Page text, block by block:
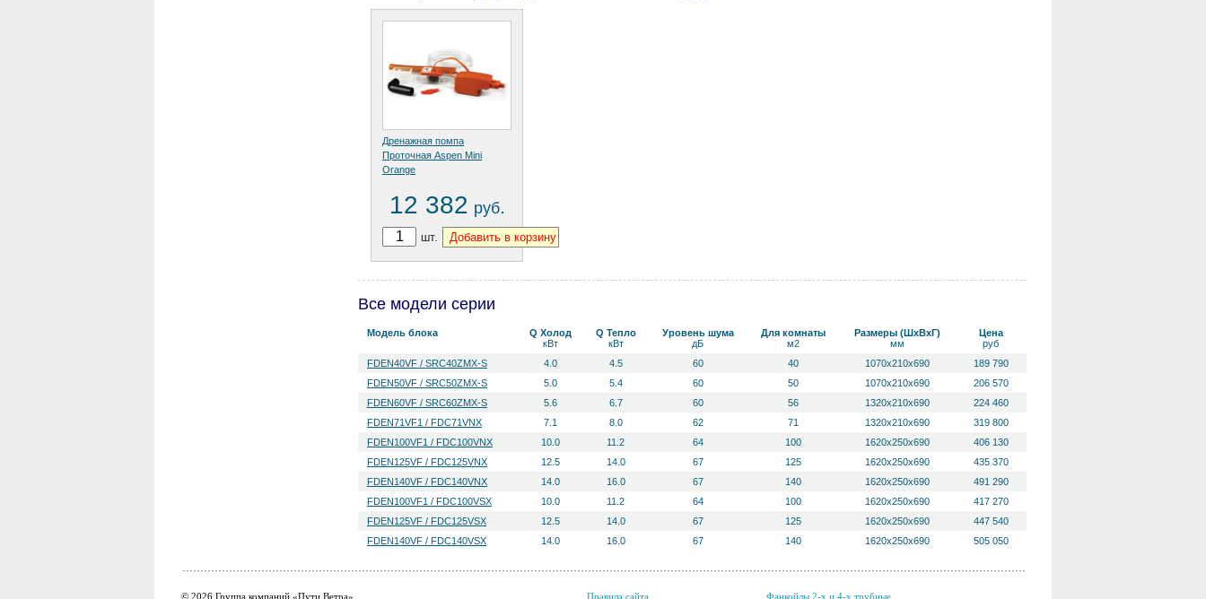
Дренажная помпа
Проточная Aspen Mini
Orange
12 382 руб.
шт.
Все модели серии
Модель блока
Q Холод
кВт
Q Тепло
кВт
Уровень ш­ума
дБ
Для комнаты
м2
Размеры (ШхВхГ)
мм
Цена
руб
FDEN40VF / SRC40ZMX-S
4.0 4.5 60 40 1070х210х690
189 790
FDEN50VF / SRC50ZMX-S
5.0 5.4 60 50 1070х210х690
206 570
FDEN60VF / SRC60ZMX-S
5.6 6.7 60 56 1320х210х690
224 460
FDEN71VF1 / FDC71VNX
7.1 8.0 62 71 1320х210х690
319 800
FDEN100VF1 / FDC100VNX
10.0 11.2 64 100 1620х250х690
406 130
FDEN125VF / FDC125VNX
12.5 14.0 67 125 1620х250х690
435 370
FDEN140VF / FDC140VNX
14.0 16.0 67 140 1620х250х690
491 290
FDEN100VF1 / FDC100VSX
10.0 11.2 64 100 1620х250х690
417 270
FDEN125VF / FDC125VSX
12.5 14.0 67 125 1620х250х690
447 540
FDEN140VF / FDC140VSX
14.0 16.0 67 140 1620х250х690 505 050
© 2026 Группа компаний «Пути Ветра» Правила сайта Фанкойлы 2-х и 4-х трубные